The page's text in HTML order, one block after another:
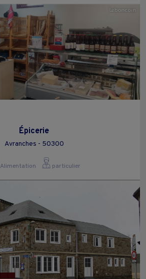
Épicerie
Avranches - 50300
Alimentation particulier